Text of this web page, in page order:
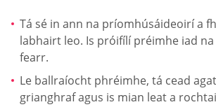
Tá sé in ann na príomhúsáideoirí a
labhairt leo. Is próifílí préimhe iad
fearr.
Le ballraíocht phréimhe, tá cead
grianghraf agus is mian leat a